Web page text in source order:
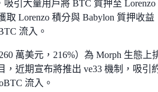
吸引大量用戶將 BTC 質押至 Lorenzo
取 Lorenzo 積分與 Babylon 質押收益
流入。
萬美元，216%）為 Morph 生態上
，近期宣布將推出 ve33 機制，吸引
流入。